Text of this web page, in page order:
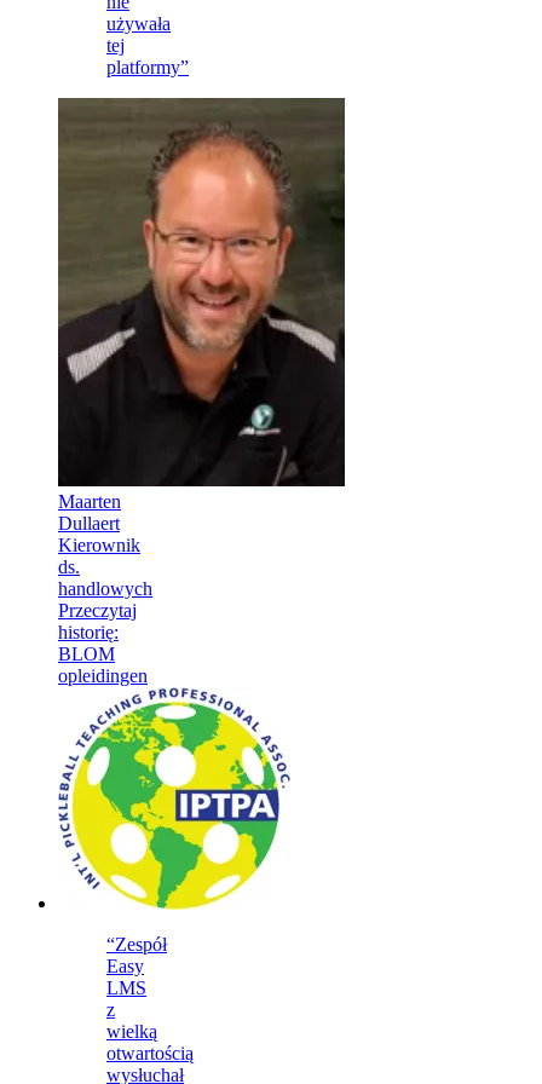
używała
tej
platformy”
Maarten
Dullaert
Kierownik
ds.
handlowych
Przeczytaj
historię:
BLOM
opleidingen
“Zespół
Easy
LMS
z
wielką
otwartością
wysłuchał